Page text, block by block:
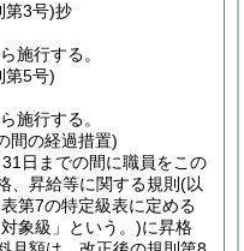
第3号)抄
施行する。
第5号)
施行する。
間の経過措置)
日までの間に職員をこの
、昇給等に関する規則 (以
第7の特定級表に定める
象級」という。)に昇格